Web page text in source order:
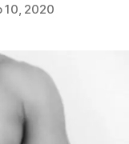
10, 2020